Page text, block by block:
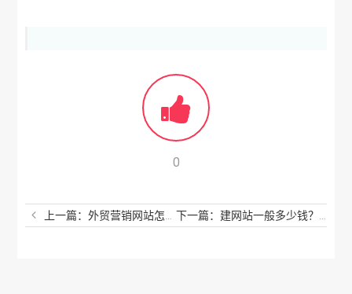
0
上一篇：外贸营销网站怎么建站？外贸电商建站哪家好？